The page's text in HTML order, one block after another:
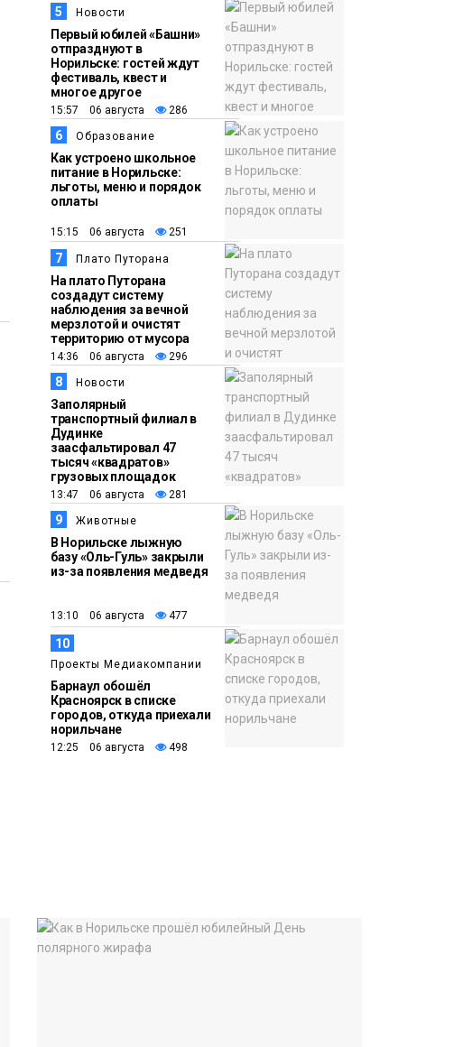
5 Новости
Первый юбилей «Башни»
отпразднуют в
Норильске: гостей ждут
фестиваль, квест и
многое другое
15:57 06 августа 286
6 Образование
Как устроено школьное
питание в Норильске:
льготы, меню и порядок
оплаты
15:15 06 августа 251
7 Плато Путорана
На плато Путорана
создадут систему
наблюдения за вечной
мерзлотой и очистят
территорию от мусора
14:36 06 августа 296
8 Новости
Заполярный
транспортный филиал в
Дудинке
заасфальтировал 47
тысяч «квадратов»
грузовых площадок
13:47 06 августа 281
9 Животные
В Норильске лыжную
базу «Оль-Гуль» закрыли
из-за появления медведя
13:10 06 августа 477
10
Проекты Медиакомпании
Барнаул обошёл
Красноярск в списке
городов, откуда приехали
норильчане
12:25 06 августа 498